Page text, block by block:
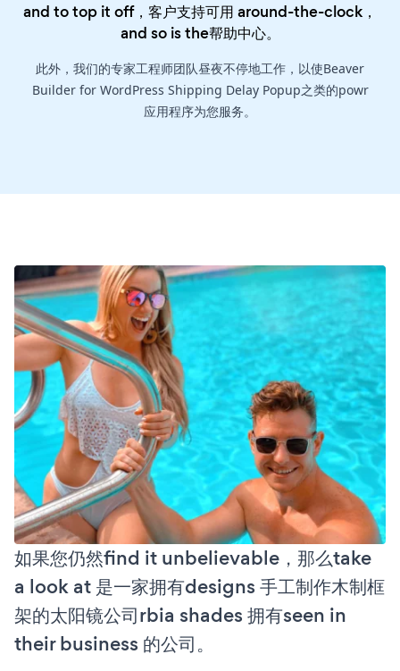
and to top it off，客户支持可用 around-the-clock，
and so is the帮助中心。
此外，我们的专家工程师团队昼夜不停地工作，以使Beaver
Builder for WordPress Shipping Delay Popup之类的powr
应用程序为您服务。
如果您仍然find it unbelievable，那么take
a look at 是一家拥有designs 手工制作木制框
架的太阳镜公司rbia shades 拥有seen in
their business 的公司。